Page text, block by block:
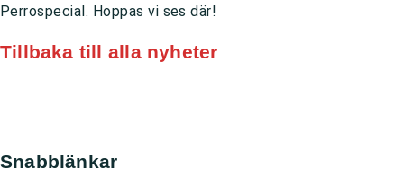
Perrospecial. Hoppas vi ses där!
Tillbaka till alla nyheter
Snabblänkar